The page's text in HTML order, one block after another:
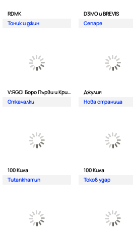
RDMK
Тоник и джин
D3MO и BREVIS
Сепаре
V:RGO| Боро Първи и Криско
Откачалки
Джулия
Нова страница
100 Кила
Tutankhamun
100 Кила
Токов удар